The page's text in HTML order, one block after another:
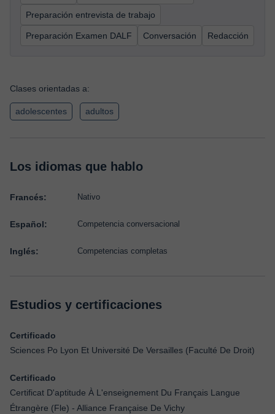
Preparación entrevista de trabajo
Preparación Examen DALF Conversación Redacción
Clases orientadas a:
adolescentes adultos
Los idiomas que hablo
Francés: Nativo
Español: Competencia conversacional
Inglés: Competencias completas
Estudios y certificaciones
Certificado
Sciences Po Lyon Et Université De Versailles (Faculté De Droit)
Certificado
Certificat D'aptitude À L'enseignement Du Français Langue
Étrangère (Fle) - Alliance Française De Vichy